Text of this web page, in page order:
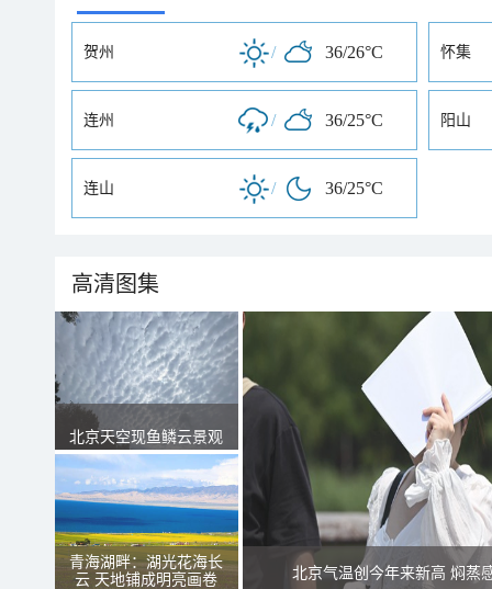
贺州 / 36/26°C 怀集
连州 / 36/25°C 阳山
连山 / 36/25°C
高清图集
北京天空现鱼鳞云景观
青海湖畔：湖光花海长
云 天地铺成明亮画卷
北京气温创今年来新高 焖蒸